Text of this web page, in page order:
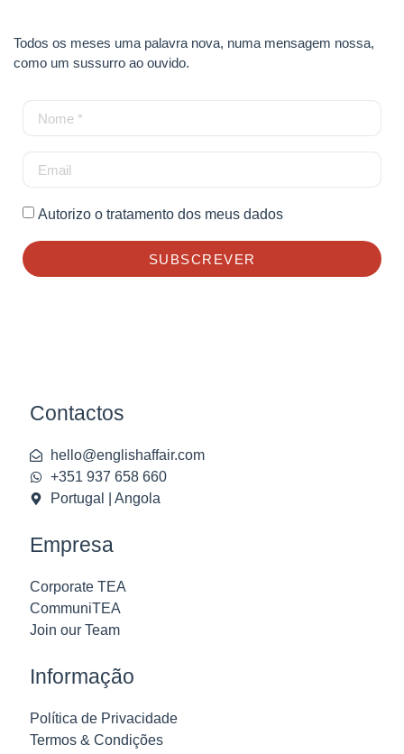
Todos os meses uma palavra nova, numa mensagem nossa,
como um sussurro ao ouvido.
Autorizo o tratamento dos meus dados
SUBSCREVER
Contactos
hello@englishaffair.com
+351 937 658 660
Portugal | Angola
Empresa
Corporate TEA
CommuniTEA
Join our Team
Informação
Política de Privacidade
Termos & Condições